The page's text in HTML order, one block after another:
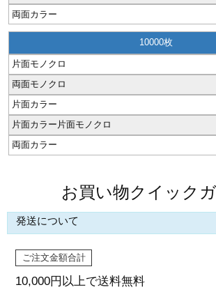
10000
お買い物クイック
発送について
ご注文金額合計
10,000円以上で送料無料